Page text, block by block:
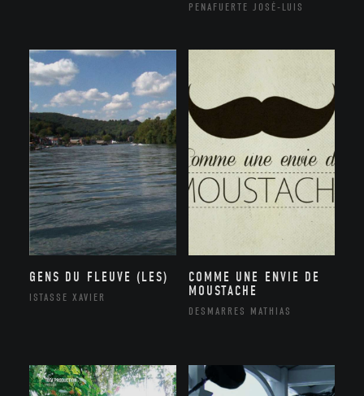
PENAFUERTE JOSÉ-LUIS
GENS DU FLEUVE (LES)
ISTASSE XAVIER
COMME UNE ENVIE DE
MOUSTACHE
DESMARRES MATHIAS